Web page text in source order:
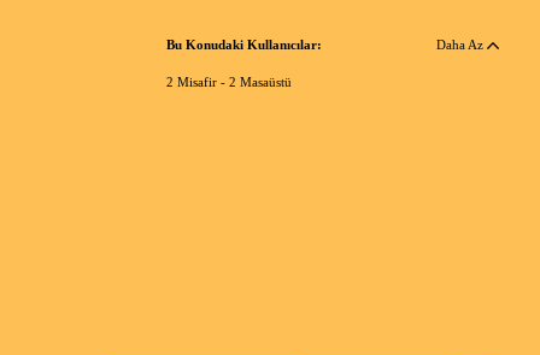
Bu Konudaki Kullanıcılar: Daha Az
2 Misafir - 2 Masaüstü